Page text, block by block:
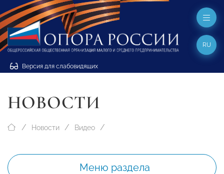
Версия для слабовидящих
RU
НОВОСТИ
Новости Видео
Меню раздела